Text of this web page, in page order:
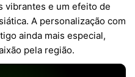
vibrantes e um efeito de
A personalização com
ainda mais especial,
pela região.